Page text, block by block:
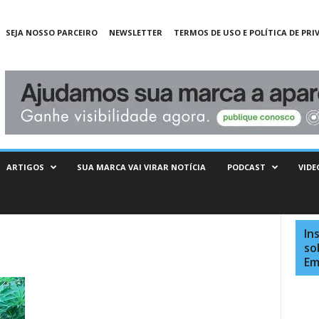
SEJA NOSSO PARCEIRO NEWSLETTER TERMOS DE USO E POLÍTICA DE
ARTIGOS SUA MARCA VAI VIRAR NOTÍCIA PODCAST